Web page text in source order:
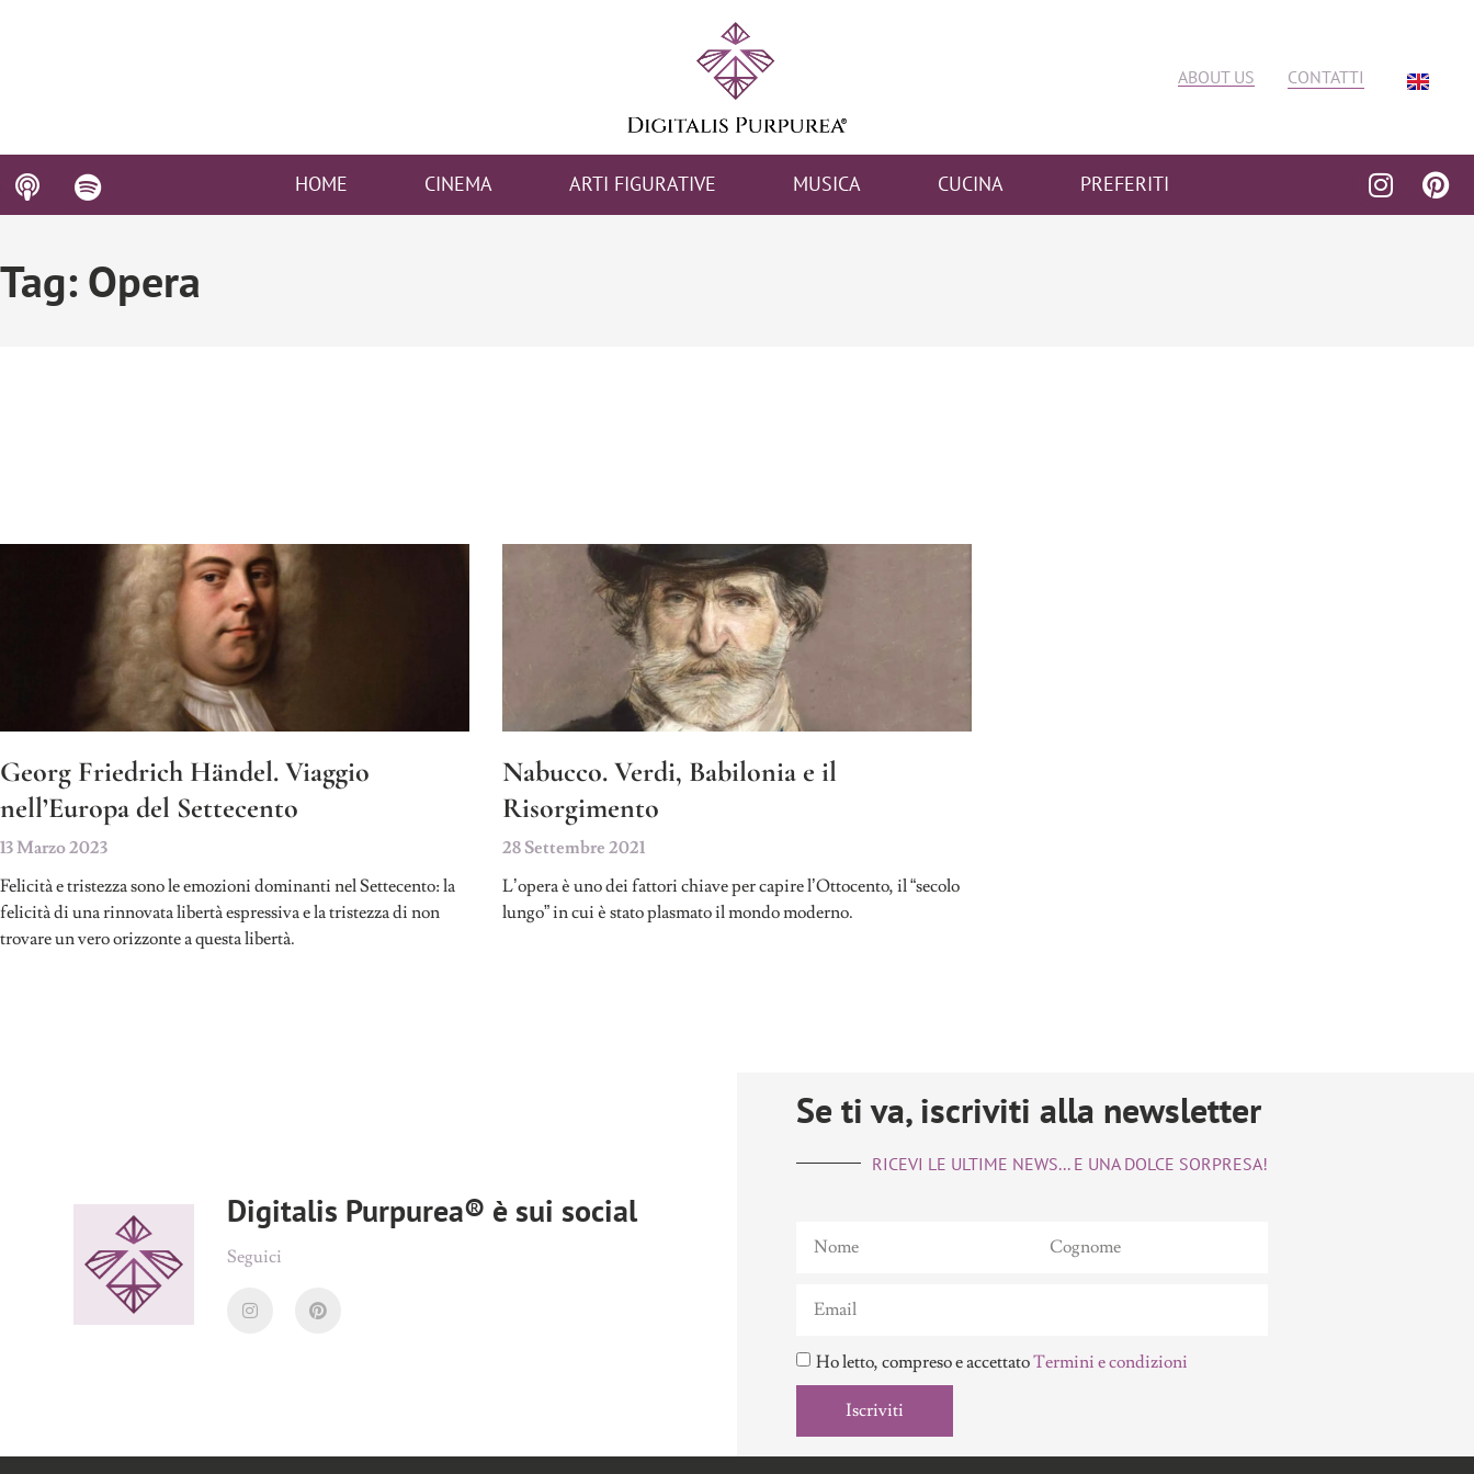
ABOUT US CONTATTI
HOME CINEMA ARTI FIGURATIVE MUSICA CUCINA PREFERITI
Tag: Opera
Georg Friedrich Händel. Viaggio
nell’Europa del Settecento
13 Marzo 2023
Felicità e tristezza sono le emozioni dominanti nel Settecento: la
felicità di una rinnovata libertà espressiva e la tristezza di non
trovare un vero orizzonte a questa libertà.
Nabucco. Verdi, Babilonia e il
Risorgimento
28 Settembre 2021
L’opera è uno dei fattori chiave per capire l’Ottocento, il “secolo
lungo” in cui è stato plasmato il mondo moderno.
Digitalis Purpurea® è sui social
Seguici
Se ti va, iscriviti alla newsletter
RICEVI LE ULTIME NEWS... E UNA DOLCE SORPRESA!
Ho letto, compreso e accettatoTermini e condizioni
Iscriviti